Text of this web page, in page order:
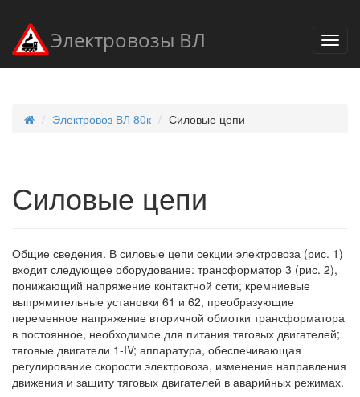
Электровозы ВЛ
Электровоз ВЛ 80к Силовые цепи
Силовые цепи
Общие сведения. В силовые цепи секции электровоза (рис. 1)
входит следующее оборудование: трансформатор 3 (рис. 2),
понижающий напряжение контактной сети; кремниевые
выпрямительные установки 61 и 62, преобразующие
переменное напряжение вторичной обмотки трансформатора
в постоянное, необходимое для питания тяговых двигателей;
тяговые двигатели 1-IV; аппаратура, обеспечивающая
регулирование скорости электровоза, изменение направления
движения и защиту тяговых двигателей в аварийных режимах.